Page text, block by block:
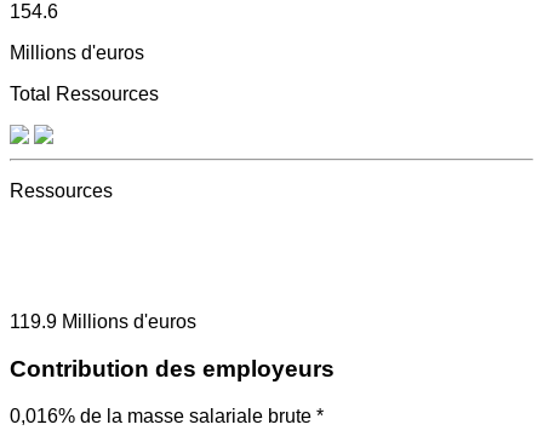
154.6
Millions d'euros
Total Ressources
Ressources
119.9 Millions d'euros
Contribution des employeurs
0,016% de la masse salariale brute *